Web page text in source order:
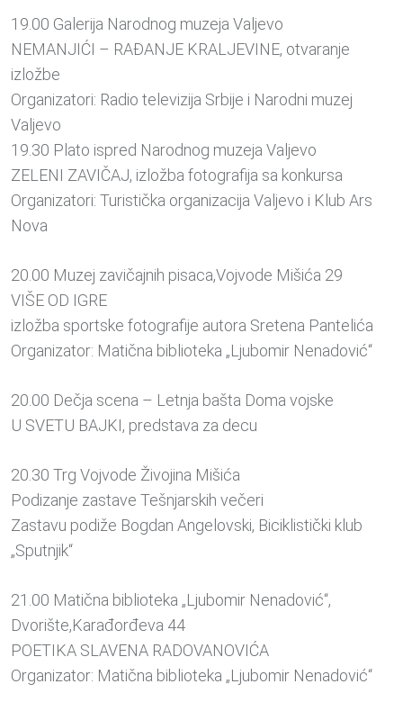
19.00 Galerija Narodnog muzeja Valjevo
NEMANJIĆI – RAĐANJE KRALJEVINE, otvaranje
izložbe
Organizatori: Radio televizija Srbije i Narodni muzej
Valjevo
19.30 Plato ispred Narodnog muzeja Valjevo
ZELENI ZAVIČAJ, izložba fotografija sa konkursa
Organizatori: Turistička organizacija Valjevo i Klub Ars
Nova
20.00 Muzej zavičajnih pisaca,Vojvode Mišića 29
VIŠE OD IGRE
izložba sportske fotografije autora Sretena Pantelića
Organizator: Matična biblioteka „Ljubomir Nenadović“
20.00 Dečja scena – Letnja bašta Doma vojske
U SVETU BAJKI, predstava za decu
20.30 Trg Vojvode Živojina Mišića
Podizanje zastave Tešnjarskih večeri
Zastavu podiže Bogdan Angelovski, Biciklistički klub
„Sputnjik“
21.00 Matična biblioteka „Ljubomir Nenadović“,
Dvorište,Karađorđeva 44
POETIKA SLAVENA RADOVANOVIĆA
Organizator: Matična biblioteka „Ljubomir Nenadović“